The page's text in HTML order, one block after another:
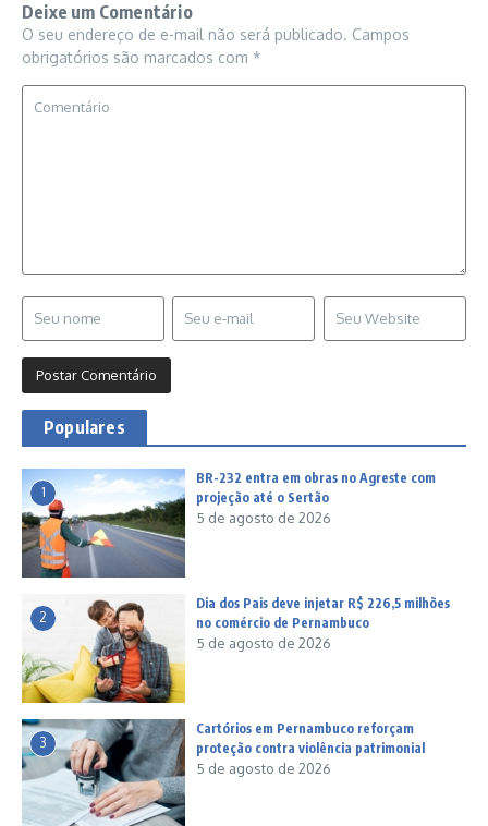
Deixe um Comentário
O seu endereço de e-mail não será publicado. Campos
obrigatórios são marcados com *
Populares
1
BR-232 entra em obras no Agreste com
projeção até o Sertão
5 de agosto de 2026
2
Dia dos Pais deve injetar R$ 226,5 milhões
no comércio de Pernambuco
5 de agosto de 2026
3
Cartórios em Pernambuco reforçam
proteção contra violência patrimonial
5 de agosto de 2026